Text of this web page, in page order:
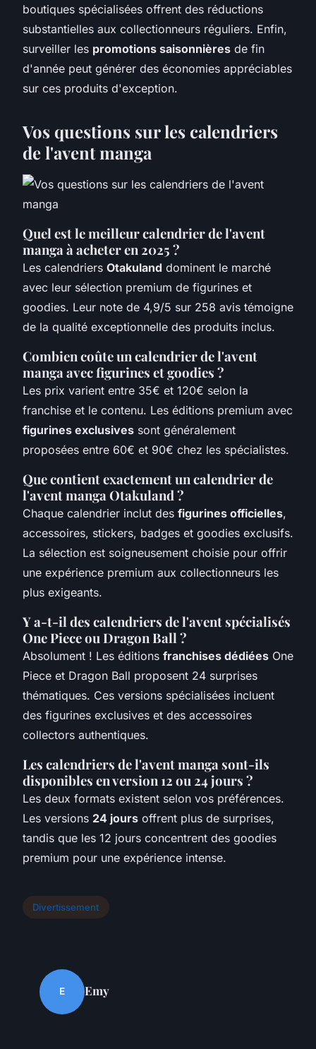
boutiques spécialisées offrent des réductions
substantielles aux collectionneurs réguliers. Enfin,
surveiller les promotions saisonnières de fin
d'année peut générer des économies appréciables
sur ces produits d'exception.
Vos questions sur les calendriers
de l'avent manga
Quel est le meilleur calendrier de l'avent
manga à acheter en 2025 ?
Les calendriers Otakuland dominent le marché
avec leur sélection premium de figurines et
goodies. Leur note de 4,9/5 sur 258 avis témoigne
de la qualité exceptionnelle des produits inclus.
Combien coûte un calendrier de l'avent
manga avec figurines et goodies ?
Les prix varient entre 35€ et 120€ selon la
franchise et le contenu. Les éditions premium avec
figurines exclusives sont généralement
proposées entre 60€ et 90€ chez les spécialistes.
Que contient exactement un calendrier de
l'avent manga Otakuland ?
Chaque calendrier inclut des figurines officielles,
accessoires, stickers, badges et goodies exclusifs.
La sélection est soigneusement choisie pour offrir
une expérience premium aux collectionneurs les
plus exigeants.
Y a-t-il des calendriers de l'avent spécialisés
One Piece ou Dragon Ball ?
Absolument ! Les éditions franchises dédiées One
Piece et Dragon Ball proposent 24 surprises
thématiques. Ces versions spécialisées incluent
des figurines exclusives et des accessoires
collectors authentiques.
Les calendriers de l'avent manga sont-ils
disponibles en version 12 ou 24 jours ?
Les deux formats existent selon vos préférences.
Les versions 24 jours offrent plus de surprises,
tandis que les 12 jours concentrent des goodies
premium pour une expérience intense.
Divertissement
E Emy